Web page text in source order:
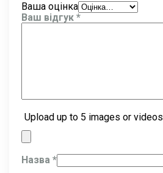
Ваша оцінка
Ваш відгук *
Upload up to 5 images or videos
Назва *